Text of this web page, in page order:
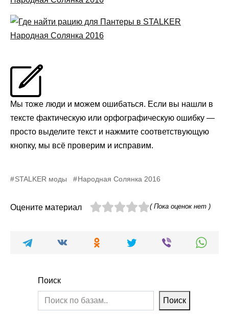
Мы тоже люди и можем ошибаться. Если вы нашли в
тексте фактическую или орфографическую ошибку —
просто выделите текст и нажмите соответствующую
кнопку, мы всё проверим и исправим.
STALKER моды Народная Солянка 2016
Оцените материал ( Пока оценок нет )
Поиск
Поиск